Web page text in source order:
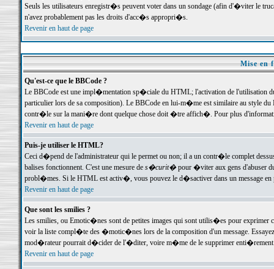
Seuls les utilisateurs enregistr�s peuvent voter dans un sondage (afin d'�viter le
n'avez probablement pas les droits d'acc�s appropri�s.
Revenir en haut de page
Mise en
Qu'est-ce que le BBCode ?
Le BBCode est une impl�mentation sp�ciale du HTML; l'activation de l'utilisation
particulier lors de sa composition). Le BBCode en lui-m�me est similaire au style
contr�le sur la mani�re dont quelque chose doit �tre affich�. Pour plus
Revenir en haut de page
Puis-je utiliser le HTML?
Ceci d�pend de l'administrateur qui le permet ou non; il a un contr�le complet
balises fonctionnent. C'est une mesure de s�curit�pour �viter aux gens d'abuser
probl�mes. Si le HTML est activ�, vous pouvez le d�sactiver dans un message en
Revenir en haut de page
Que sont les smilies ?
Les smilies, ou Emotic�nes sont de petites images qui sont utilis�es pour exprimer
voir la liste compl�te des �motic�nes lors de la composition d'un message.
mod�rateur pourrait d�cider de l'�diter, voire m�me de le supprimer
Revenir en haut de page